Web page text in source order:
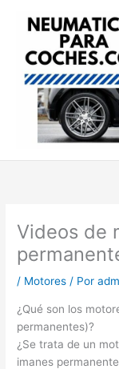
Videos de
/ Motores / Por
¿Qué son los
permanentes)?
¿Se trata de un
imanes